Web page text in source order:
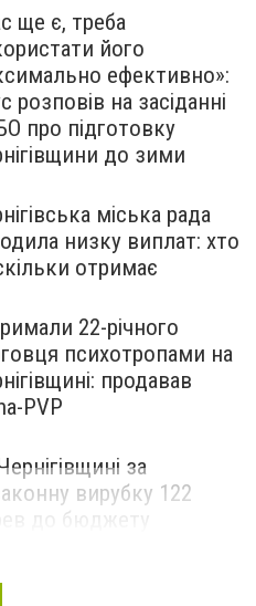
ще є, треба
його
ефективно»:
розповів на засіданні
про підготовку
до зими
міська рада
низку виплат: хто
отримає
22-річного
психотропами на
продавав
PVP
за
вирубку 122
до бюджету